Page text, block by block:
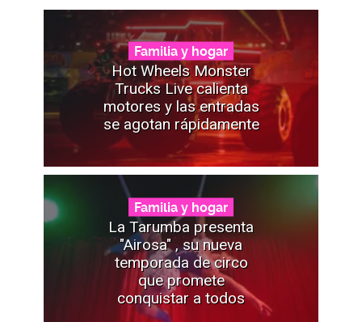
Familia y hogar
Hot Wheels Monster
Trucks Live calienta
motores y las entradas
se agotan rápidamente
Familia y hogar
La Tarumba presenta
"Airosa" , su nueva
temporada de circo
que promete
conquistar a todos